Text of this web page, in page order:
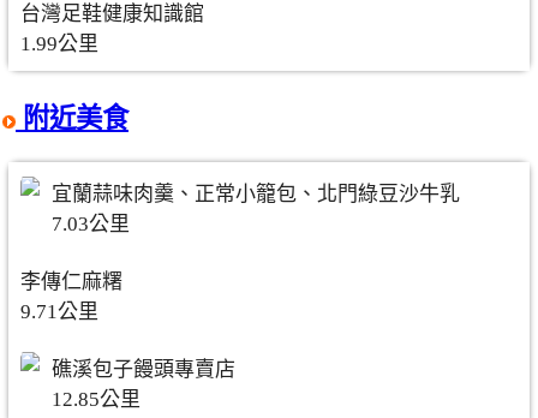
台灣足鞋健康知識館
1.99公里
附近美食
宜蘭蒜味肉羹、正常小籠包、北門綠豆沙牛乳
7.03公里
李傳仁麻糬
9.71公里
礁溪包子饅頭專賣店
12.85公里